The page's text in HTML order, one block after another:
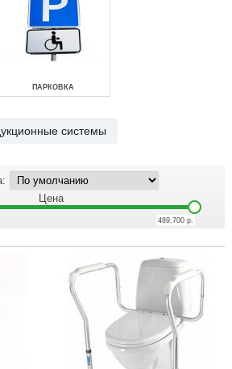
ПАРКОВКА
системы
Цена
489,700 р.